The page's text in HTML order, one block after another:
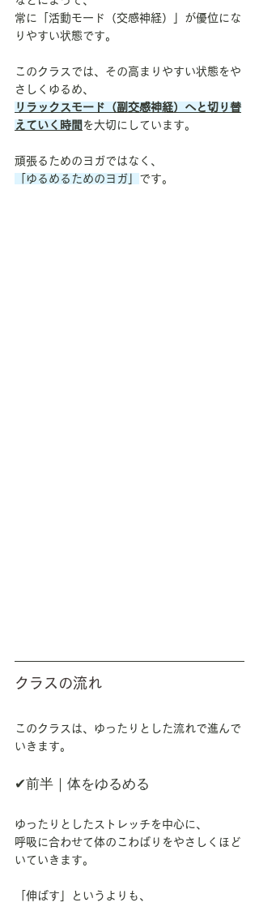
常に「活動モード（交感神経）」が優位にな
りやすい状態です。
このクラスでは、その高まりやすい状態をや
さしくゆるめ、
リラックスモード（副交感神経）へと切り替
えていく時間 を大切にしています。
頑張るためのヨガではなく、
「ゆるめるためのヨガ」 です。
クラスの流れ
このクラスは、ゆったりとした流れで進んで
いきます。
✔︎前半｜体をゆるめる
ゆったりとしたストレッチを中心に、
呼吸に合わせて体のこわばりをやさしくほど
いていきます。
「伸ばす」というよりも、